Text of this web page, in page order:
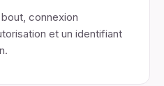
connexion
et un identifiant